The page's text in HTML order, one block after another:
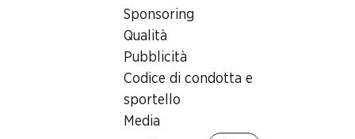
Sponsoring
Qualità
Pubblicità
Codice di condotta e
sportello
Media